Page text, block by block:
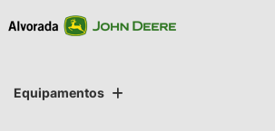
Equipamentos